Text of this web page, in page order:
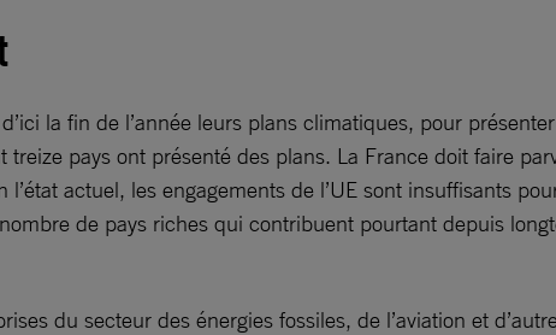
la fin de l’année leurs plans climatiques, pour
pays ont présenté des plans. La France doit faire
actuel, les engagements de l’UE sont insuffisants
de pays riches qui contribuent pourtant depuis
du secteur des énergies fossiles, de l’aviation et